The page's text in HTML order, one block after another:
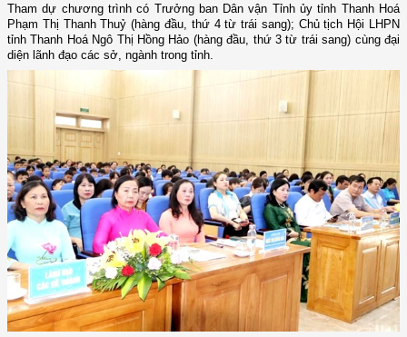
Tham dự chương trình có Trưởng ban Dân vận Tỉnh ủy tỉnh Thanh Hoá
Phạm Thị Thanh Thuỷ (hàng đầu, thứ 4 từ trái sang); Chủ tịch Hội LHPN
tỉnh Thanh Hoá Ngô Thị Hồng Hảo (hàng đầu, thứ 3 từ trái sang) cùng đại
diện lãnh đạo các sở, ngành trong tỉnh.